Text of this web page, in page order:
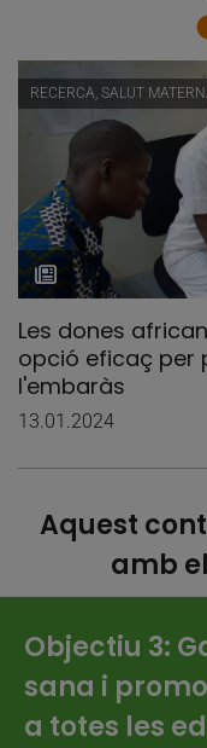
RECERCA, SALUT
Les dones
opció eficaç per
l'embaràs
13.01.2024
Aquest
amb
Objectiu 3:
sana i
a totes les